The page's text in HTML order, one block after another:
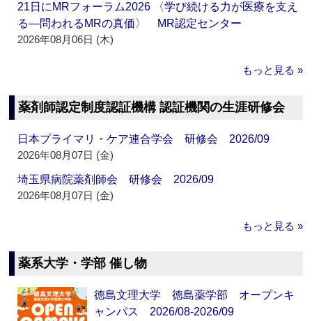
21日にMRフォーラム2026 〈学び続ける力が医療を支え
る―問われるMRの真価〉 MR認定センター
2026年08月06日 (木)
もっと見る »
薬剤師認定制度認証機構 認証機関の生涯研修会
日本プライマリ・ケア連合学会 研修会 2026/09
2026年08月07日 (金)
埼玉県病院薬剤師会 研修会 2026/09
2026年08月07日 (金)
もっと見る »
薬系大学・学部 催し物
徳島文理大学 徳島薬学部 オープンキ
ャンパス 2026/08-2026/09